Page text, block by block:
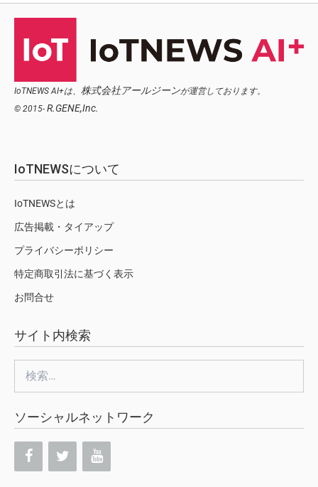
IoTNEWS AI+は、 株式会社アールジーンが運営しております。
© 2015- R.GENE,Inc.
IoTNEWSについて
IoTNEWSとは
広告掲載・タイアップ
プライバシーポリシー
特定商取引法に基づく表示
お問合せ
サイト内検索
索:
ソーシャルネットワーク